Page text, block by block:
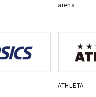
arena
ATHLETA